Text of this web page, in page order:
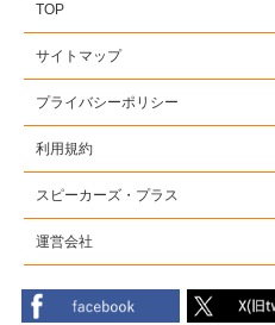
TOP
サイトマップ
プライバシーポリシー
利用規約
スピーカーズ・プラス
運営会社